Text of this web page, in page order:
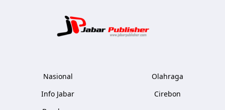
Nasional
Info Jabar
Olahraga
Cirebon